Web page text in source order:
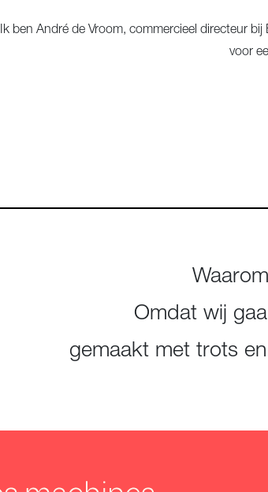
Ik ben André de Vroom, commercieel directeur
voor
Omdat wij
gemaakt met trots